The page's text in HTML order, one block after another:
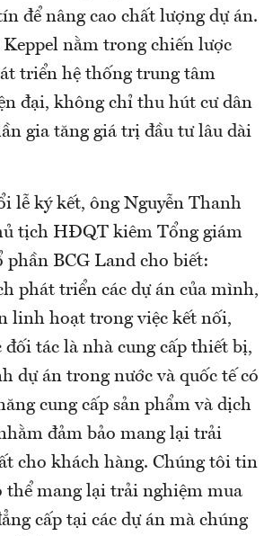
để nâng cao chất lượng dự án.
nằm trong chiến lược
triển hệ thống trung tâm
đại, không chỉ thu hút cư dân
gia tăng giá trị đầu tư lâu dài
lễ ký kết, ông Nguyễn Thanh
tịch HĐQT kiêm Tổng giám
phần BCG Land cho biết:
phát triển các dự án của mình,
linh hoạt trong việc kết nối,
đối tác là nhà cung cấp thiết bị,
dự án trong nước và quốc tế có
cung cấp sản phẩm và dịch
đảm bảo mang lại trải
cho khách hàng. Chúng tôi tin
thể mang lại trải nghiệm mua
cấp tại các dự án mà chúng